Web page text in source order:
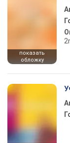
показать
обложку